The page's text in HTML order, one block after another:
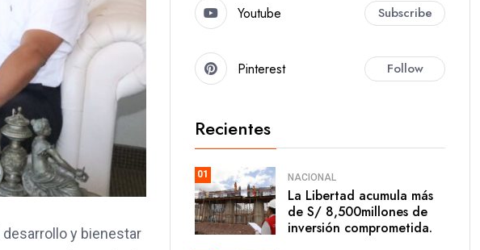
y bienestar
Youtube Subscribe
Pinterest Follow
Recientes
01 NACIONAL
La Libertad acumula más
de S/ 8,500millones de
inversión comprometida.